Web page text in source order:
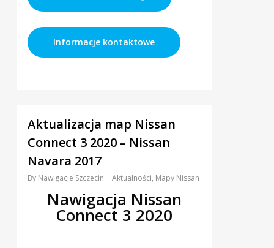
Informacje kontaktowe
Aktualizacja map Nissan
Connect 3 2020 – Nissan
Navara 2017
By Nawigacje Szczecin Aktualności, Mapy Nissan
Nawigacja Nissan
Connect 3 2020